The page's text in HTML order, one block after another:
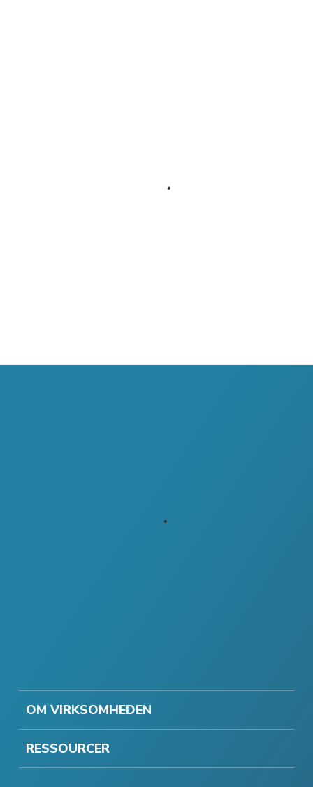
OM VIRKSOMHEDEN
RESSOURCER